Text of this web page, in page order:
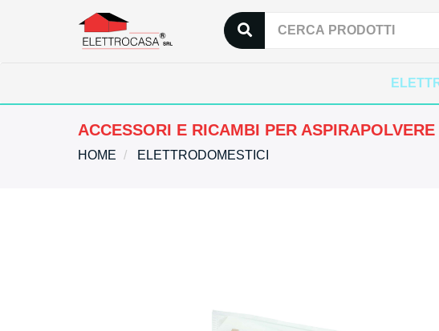
ACCESSORI E RICAMBI PER ASPIRAPOLVERE
HOME ELETTRODOMESTICI